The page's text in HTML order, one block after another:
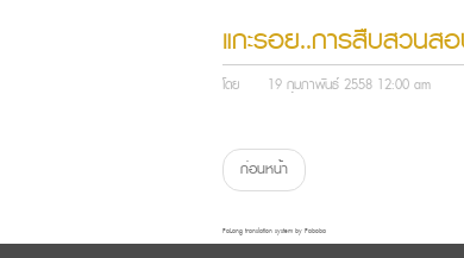
แกะรอย..การสืบสวน
โดย 19 กุมภาพันธ์ 2558 12:00 am
ก่อนหน้า
FaLang translation system by Faboba